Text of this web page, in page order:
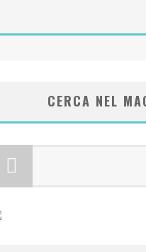
CERCA NEL